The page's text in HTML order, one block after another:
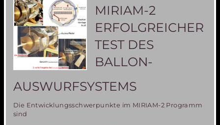
Teilnehmer
an
wichtigem
Parabelflugtest
in
Florida
im
November
gesucht
MIRIAM-2
ERFOLGREICHER
TEST DES
BALLON-
AUSWURFSYSTEMS
Die Entwicklungsschwerpunkte im MIRIAM-2 Programm
sind